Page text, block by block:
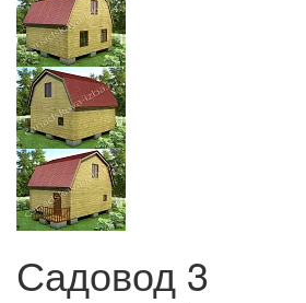
Садовод 3